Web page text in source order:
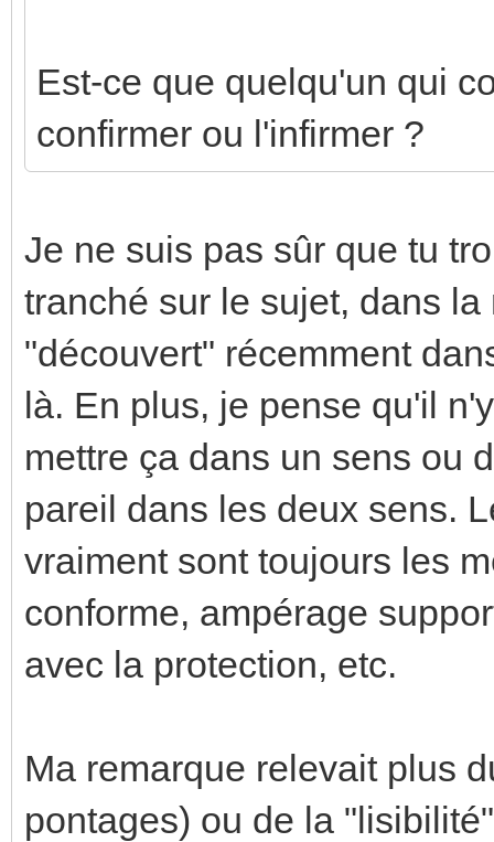
Est-ce que quelqu'un qui
confirmer ou l'infirmer ?
Je ne suis pas sûr que tu
tranché sur le sujet, dans
"découvert" récemment
là. En plus, je pense qu'il
mettre ça dans un sens ou
pareil dans les deux sens.
vraiment sont toujours les
conforme, ampérage
avec la protection, etc.
Ma remarque relevait plus
pontages) ou de la